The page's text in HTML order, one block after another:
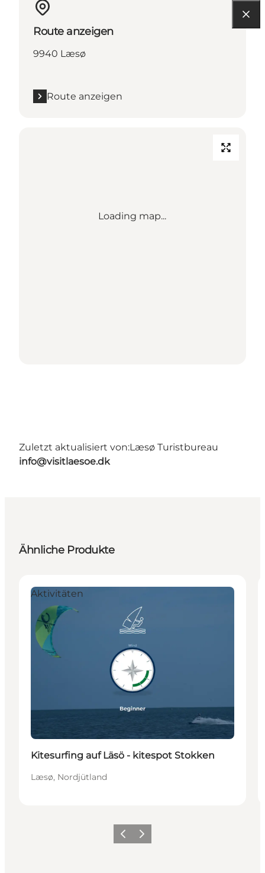
Route anzeigen
9940 Læsø
Route anzeigen
Loading map...
Zuletzt aktualisiert von:Læsø Turistbureau
info@visitlaesoe.dk
Ähnliche Produkte
Aktivitäten
Kitesurfing auf Läsö - kitespot Stokken
Læsø, Nordjütland
ZurückWeiter